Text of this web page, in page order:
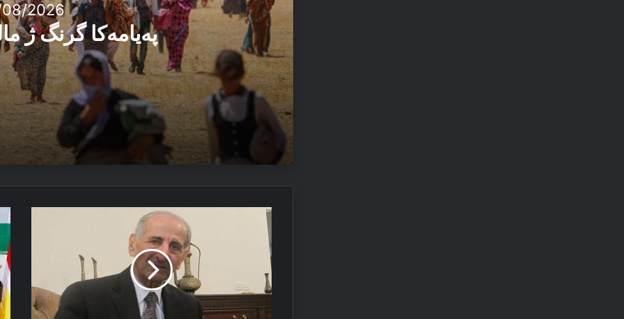
2026
پەیامەكا گرنگ ژ
03/08/2026
پەیامەكا گرنگ ژ مالپەرێ سبەهی
پەیاما پیرۆزباهییێ بۆ سەرۆکێ هەرێما کوردستانێ
د.
کەمال
مەزهەر
كی
بوو